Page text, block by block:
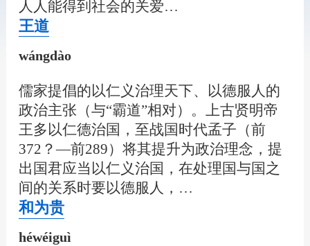
人人能得到社会的关爱…
王道
wángdào
儒家提倡的以仁义治理天下、以德服人的
政治主张（与“霸道”相对）。上古贤明帝
王多以仁德治国，至战国时代孟子（前
372？—前289）将其提升为政治理念，提
出国君应当以仁义治国，在处理国与国之
间的关系时要以德服人，…
和为贵
héwéiguì